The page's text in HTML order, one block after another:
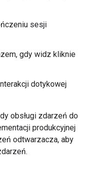
sesji
gdy widz kliknie
dotykowej
obsługi zdarzeń do
produkcyjnej
odtwarzacza, aby